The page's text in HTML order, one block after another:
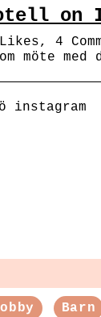
on
4
möte
instagram
Barn